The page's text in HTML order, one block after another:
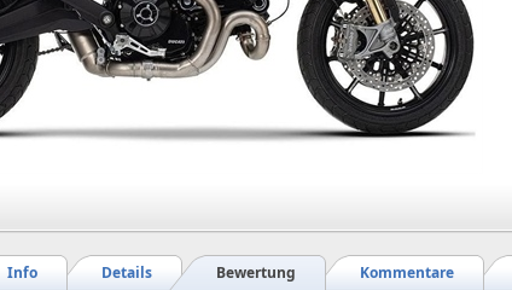
Kommentare
Bewertung
Details
Info